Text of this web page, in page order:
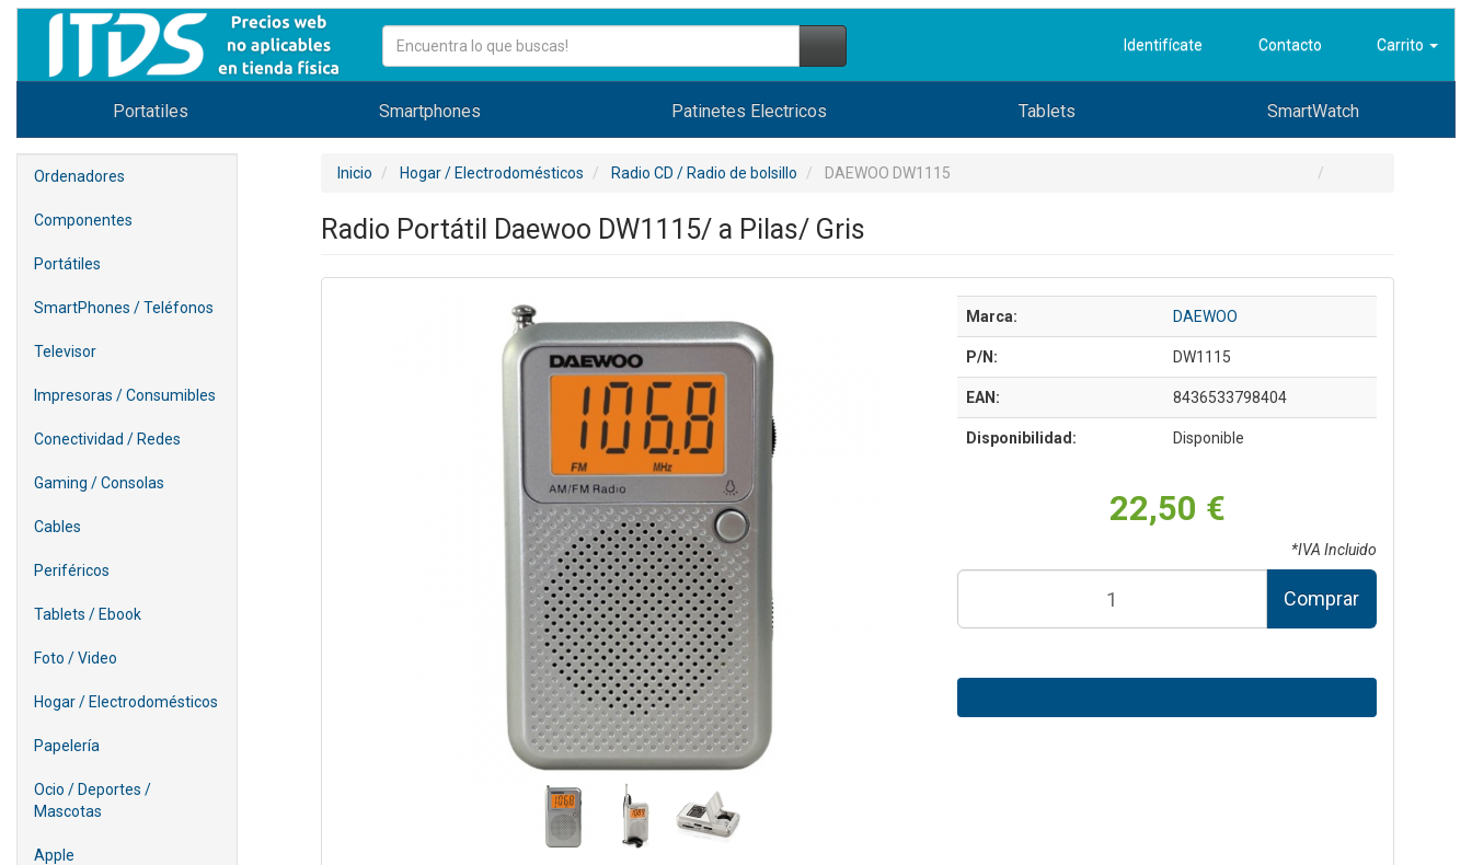
Identifícate Contacto Carrito
Portatiles Smartphones Patinetes Electricos Tablets SmartWatch
Ordenadores
Componentes
Portátiles
SmartPhones / Teléfonos
Televisor
Impresoras / Consumibles
Conectividad / Redes
Gaming / Consolas
Cables
Periféricos
Tablets / Ebook
Foto / Video
Hogar / Electrodomésticos
Papelería
Ocio / Deportes /
Mascotas
Apple
Inicio Hogar / Electrodomésticos Radio CD / Radio de bolsillo DAEWOO DW1115
Radio Portátil Daewoo DW1115/ a Pilas/ Gris
Marca: DAEWOO
P/N: DW1115
EAN: 8436533798404
Disponibilidad: Disponible
22,50 €
*IVA Incluido
Comprar